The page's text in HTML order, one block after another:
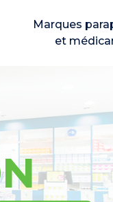
Marques
et